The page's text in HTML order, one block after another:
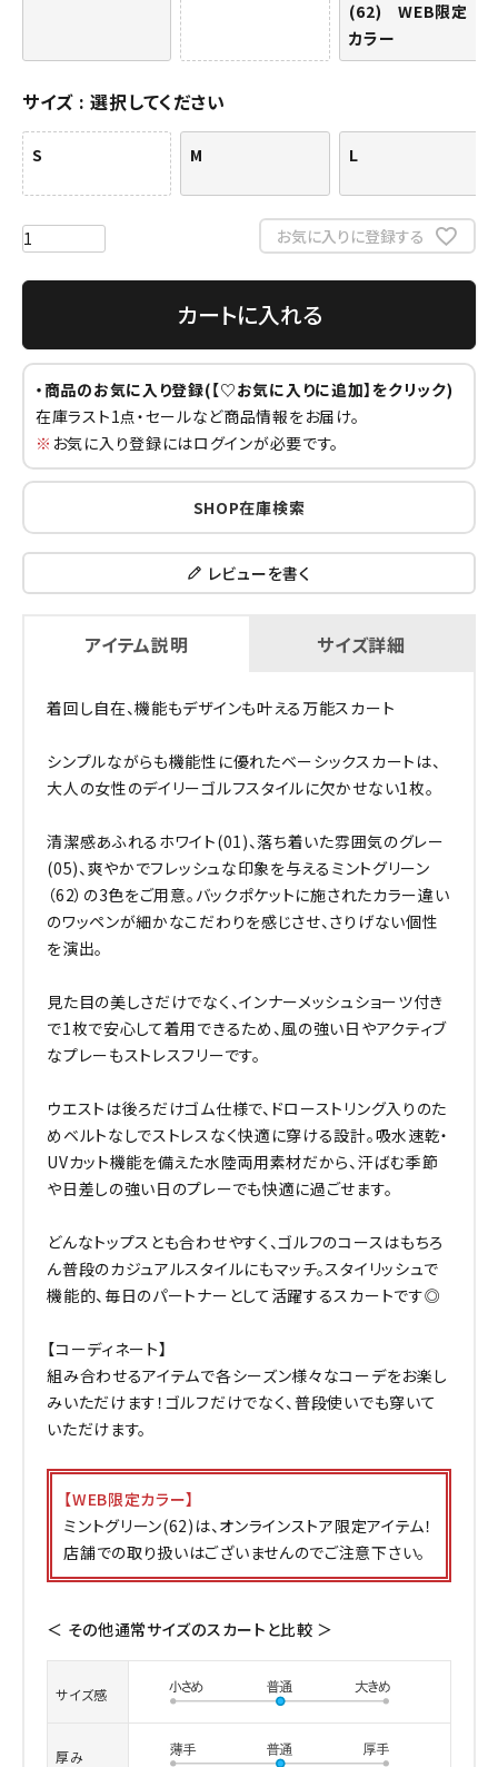
(62) WEB限定
カラー
サイズ 選択してください
S M L
お気に入りに登録する
カートに入れる
・商品のお気に入り登録(【♡お気に入りに追加】をクリック)
在庫ラスト1点・セールなど商品情報をお届け。
※ お気に入り登録にはログインが必要です。
SHOP在庫検索
レビューを書く
アイテム説明 サイズ詳細
着回し自在、機能もデザインも叶える万能スカート
シンプルながらも機能性に優れたベーシックスカートは、
大人の女性のデイリーゴルフスタイルに欠かせない1枚。
清潔感あふれるホワイト(01)、落ち着いた雰囲気のグレー
(05)、爽やかでフレッシュな印象を与えるミントグリーン
（62）の3色をご用意。バックポケットに施されたカラー違い
のワッペンが細かなこだわりを感じさせ、さりげない個性
を演出。
見た目の美しさだけでなく、インナーメッシュショーツ付き
で1枚で安心して着用できるため、風の強い日やアクティブ
なプレーもストレスフリーです。
ウエストは後ろだけゴム仕様で、ドローストリング入りのた
めベルトなしでストレスなく快適に穿ける設計。吸水速乾・
UVカット機能を備えた水陸両用素材だから、汗ばむ季節
や日差しの強い日のプレーでも快適に過ごせます。
どんなトップスとも合わせやすく、ゴルフのコースはもちろ
ん普段のカジュアルスタイルにもマッチ。スタイリッシュで
機能的、毎日のパートナーとして活躍するスカートです◎
【コーディネート】
組み合わせるアイテムで各シーズン様々なコーデをお楽し
みいただけます！ゴルフだけでなく、普段使いでも穿いて
いただけます。
【WEB限定カラー】
ミントグリーン(62)は、オンラインストア限定アイテム！
店舗での取り扱いはございませんのでご注意下さい。
＜ その他通常サイズのスカートと比較 ＞
サイズ感
厚み